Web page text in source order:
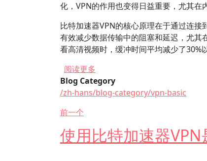
化，VPN的作用也变得日益重要，尤其在
比特加速器VPN的核心原理在于通过连
有效减少数据传输中的阻塞和延迟，尤
看高清视频时，缓冲时间平均减少了30%
阅读更多
Blog Category
/zh-hans/blog-category/vpn-basic
前一个
使用比特加速器